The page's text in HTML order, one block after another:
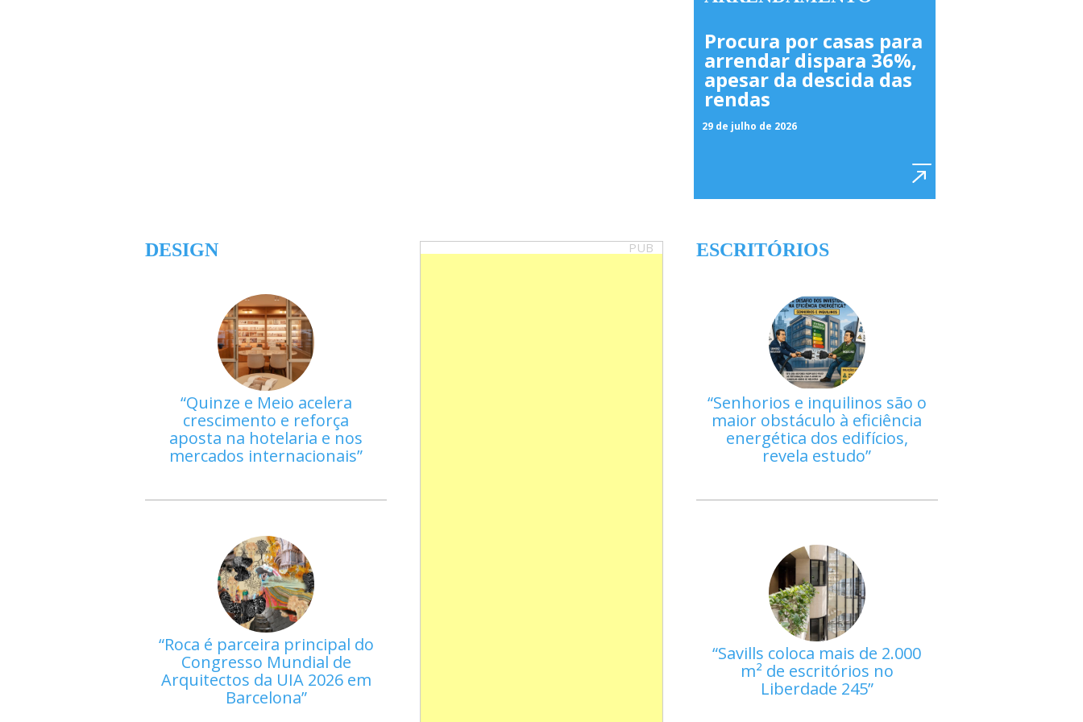
Procura por casas para
arrendar dispara 36%,
apesar da descida das
rendas
29 de julho de 2026
DESIGN
Quinze e Meio acelera
crescimento e reforça
aposta na hotelaria e nos
mercados internacionais
Roca é parceira principal do
Congresso Mundial de
Arquitectos da UIA 2026 em
Barcelona
PUB ESCRITÓRIOS
Senhorios e inquilinos são o
maior obstáculo à eficiência
energética dos edifícios,
revela estudo
Savills coloca mais de 2.000
m² de escritórios no
Liberdade 245